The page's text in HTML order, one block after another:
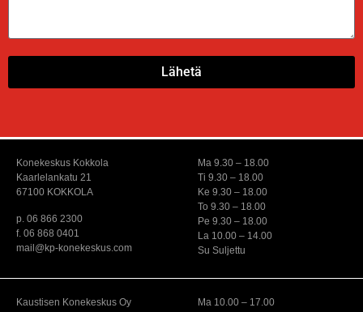
Lähetä
Konekeskus Kokkola
Kaarlelankatu 21
67100 KOKKOLA
p. 06 866 2300
f. 06 868 0401
mail@kp-konekeskus.com
Ma 9.30 – 18.00
Ti 9.30 – 18.00
Ke 9.30 – 18.00
To 9.30 – 18.00
Pe 9.30 – 18.00
La 10.00 – 14.00
Su Suljettu
Kaustisen Konekeskus Oy
Ma 10.00 – 17.00